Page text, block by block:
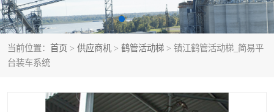
当前位置： 首页 > 供应商机 > 鹤管活动梯 > 镇江鹤管活动梯_简易平
台装车系统